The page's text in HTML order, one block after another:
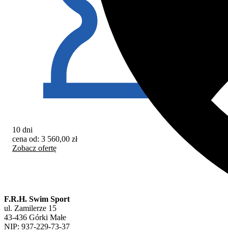
10 dni
cena od: 3 560,00 zł
Zobacz ofertę
F.R.H. Swim Sport
ul. Zamilerze 15
43-436 Górki Małe
NIP: 937-229-73-37